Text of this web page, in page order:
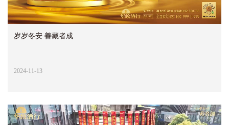
岁岁冬安 善藏者成
2024-11-13